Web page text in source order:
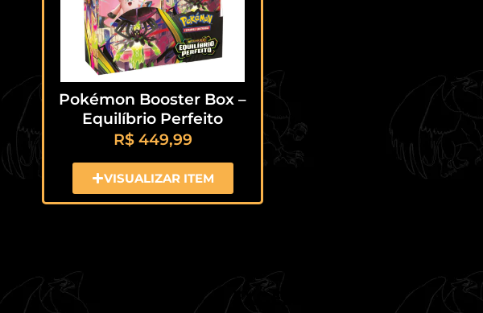
Pokémon Booster Box –
Equilíbrio Perfeito
R$449,99
VISUALIZAR ITEM
EXCELENTE